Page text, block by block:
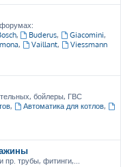
, Buderus, Giacomini,
, Vaillant,
Viessmann
бойлеры, ГВС
, Автоматика для котлов,
пр. трубы, фитинги,...